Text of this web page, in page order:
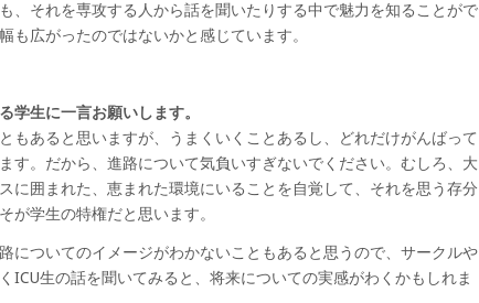
、それを専攻する人から話を聞いたりする中で魅力を知ることがで
も広がったのではないかと感じています。
生に一言お願いします。
もあると思いますが、うまくいくことあるし、どれだけがんばって
す。だから、進路について気負いすぎないでください。むしろ、大
に囲まれた、恵まれた環境にいることを自覚して、それを思う存分
が学生の特権だと思います。
についてのイメージがわかないこともあると思うので、サークルや
ICU生の話を聞いてみると、将来についての実感がわくかもしれま